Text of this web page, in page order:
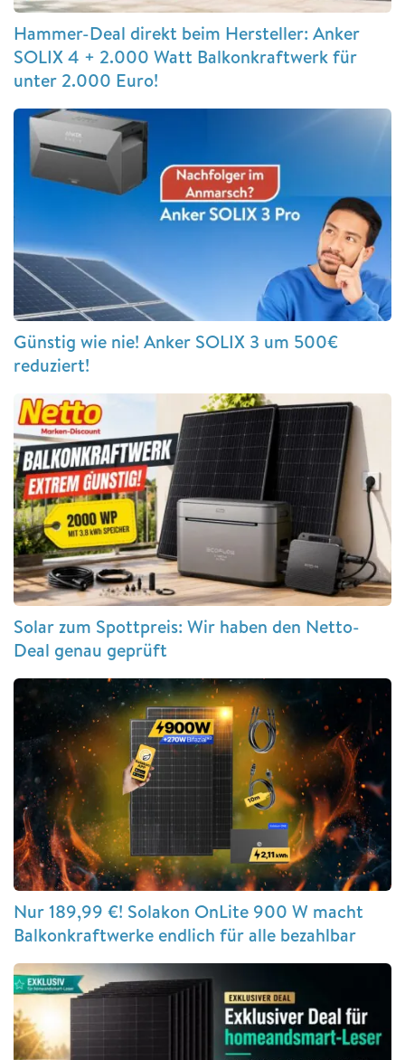
Hammer-Deal direkt beim Hersteller: Anker
SOLIX 4 + 2.000 Watt Balkonkraftwerk für
unter 2.000 Euro!
Günstig wie nie! Anker SOLIX 3 um 500€
reduziert!
Solar zum Spottpreis: Wir haben den Netto-
Deal genau geprüft
Nur 189,99 €! Solakon OnLite 900 W macht
Balkonkraftwerke endlich für alle bezahlbar